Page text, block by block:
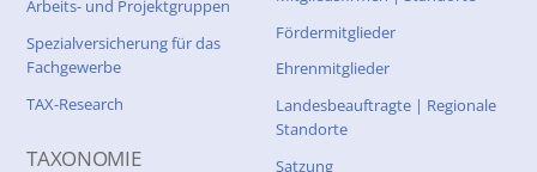
Arbeits- und Projektgruppen
Spezialversicherung für das
Fachgewerbe
TAX-Research
TAXONOMIE
Fördermitglieder
Ehrenmitglieder
Landesbeauftragte | Regionale
Standorte
Satzung